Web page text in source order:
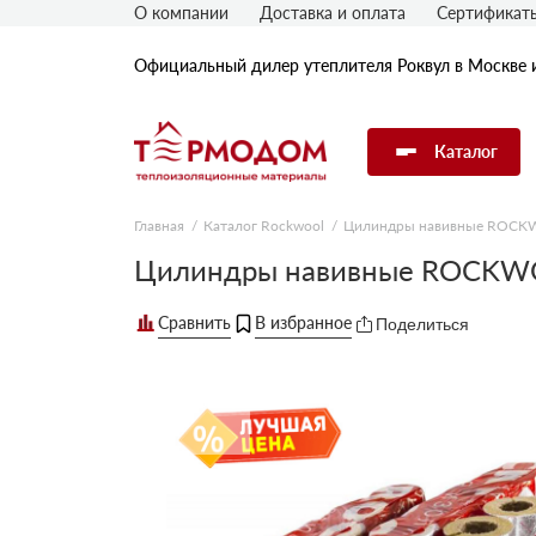
Официальный дилер утеплителя Роквул в Москве
Каталог
Утеплитель Rockwool
Утеплитель Технониколь
Утеплитель Knauf
О компании Доставка и оплата
Главная Каталог Rockwool Цилиндры навивные
Цилиндры навивные
Поделиться